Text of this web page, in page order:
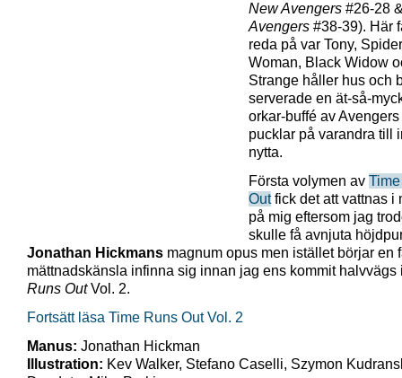
New Avengers #26-28
Avengers #38-39). Här
reda på var Tony,
Woman, Black Widow
Strange håller hus och
serverade en ät-så-
orkar-buffé av
pucklar på varandra till
nytta.
Första volymen av
Outfick det att vattnas i
på mig eftersom jag
skulle få avnjuta
Jonathan Hickmans magnum opus men istället börjar en
mättnadskänsla infinna sig innan jag ens kommit
Runs OutVol. 2.
Fortsätt läsa Time Runs Out Vol. 2
Manus: Jonathan Hickman
Illustration: Kev Walker, Stefano Caselli, Szymon